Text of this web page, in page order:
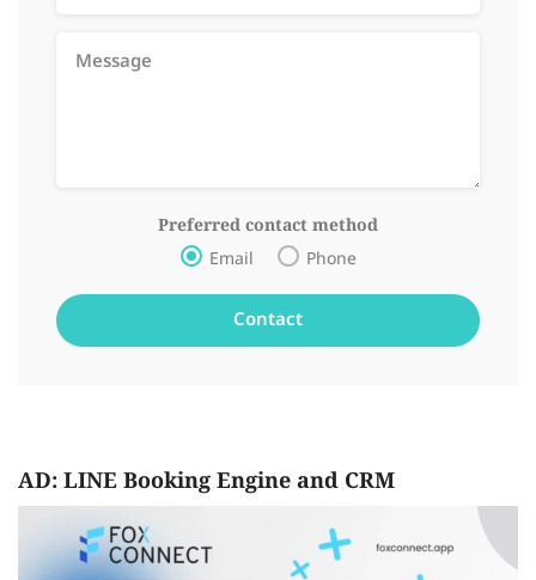
Preferred contact method
Email Phone
AD: LINE Booking Engine and CRM